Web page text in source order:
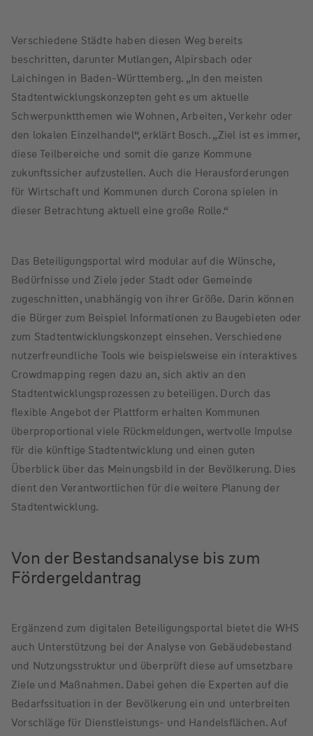
Verschiedene Städte haben diesen Weg bereits
beschritten, darunter Mutlangen, Alpirsbach oder
Laichingen in Baden-Württemberg. „In den meisten
Stadtentwicklungskonzepten geht es um aktuelle
Schwerpunktthemen wie Wohnen, Arbeiten, Verkehr oder
den lokalen Einzelhandel“, erklärt Bosch. „Ziel ist es immer,
diese Teilbereiche und somit die ganze Kommune
zukunftssicher aufzustellen. Auch die Herausforderungen
für Wirtschaft und Kommunen durch Corona spielen in
dieser Betrachtung aktuell eine große Rolle.“
Das Beteiligungsportal wird modular auf die Wünsche,
Bedürfnisse und Ziele jeder Stadt oder Gemeinde
zugeschnitten, unabhängig von ihrer Größe. Darin können
die Bürger zum Beispiel Informationen zu Baugebieten oder
zum Stadtentwicklungskonzept einsehen. Verschiedene
nutzerfreundliche Tools wie beispielsweise ein interaktives
Crowdmapping regen dazu an, sich aktiv an den
Stadtentwicklungsprozessen zu beteiligen. Durch das
flexible Angebot der Plattform erhalten Kommunen
überproportional viele Rückmeldungen, wertvolle Impulse
für die künftige Stadtentwicklung und einen guten
Überblick über das Meinungsbild in der Bevölkerung. Dies
dient den Verantwortlichen für die weitere Planung der
Stadtentwicklung.
Von der Bestandsanalyse bis zum
Fördergeldantrag
Ergänzend zum digitalen Beteiligungsportal bietet die WHS
auch Unterstützung bei der Analyse von Gebäudebestand
und Nutzungsstruktur und überprüft diese auf umsetzbare
Ziele und Maßnahmen. Dabei gehen die Experten auf die
Bedarfssituation in der Bevölkerung ein und unterbreiten
Vorschläge für Dienstleistungs- und Handelsflächen. Auf